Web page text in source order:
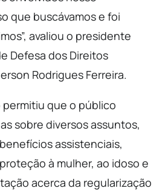
que buscávamos e foi
avaliou o presidente
Defesa dos Direitos
Rodrigues Ferreira.
que o público
sobre diversos assuntos,
assistenciais,
à mulher, ao idoso e
acerca da regularização